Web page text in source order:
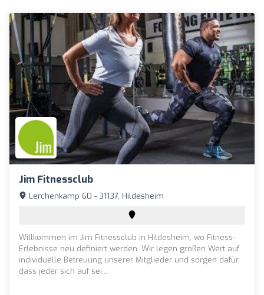
Jim Fitnessclub
Lerchenkamp 60 - 31137, Hildesheim
Willkommen im Jim Fitnessclub in Hildesheim, wo Fitness-
Erlebnisse neu definiert werden. Wir legen großen Wert auf
individuelle Betreuung unserer Mitglieder und sorgen dafür,
dass jeder sich auf sei...